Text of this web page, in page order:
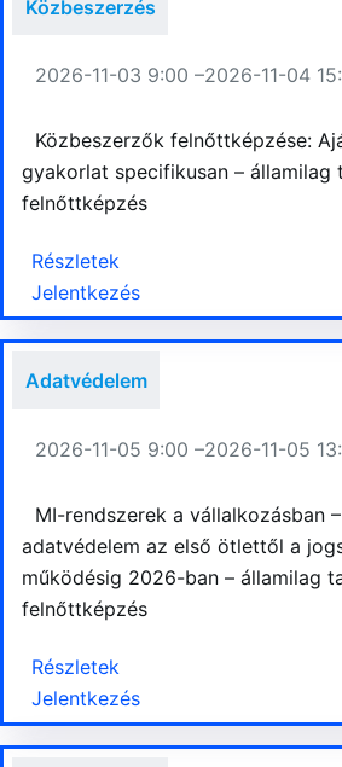
Közbeszerzés
2026-11-03 9:00 –2026-11-04
Közbeszerzők felnőttképzése:
gyakorlat specifikusan – államilag
felnőttképzés
Részletek
Jelentkezés
Adatvédelem
2026-11-05 9:00 –2026-11-05
MI-rendszerek a vállalkozásban
adatvédelem az első ötlettől a
működésig 2026-ban – államilag
felnőttképzés
Részletek
Jelentkezés